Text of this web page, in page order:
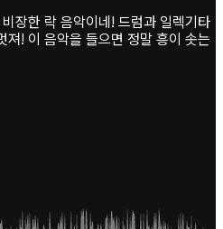
장한 락 음악이네! 드럼과 일렉기타
져! 이 음악을 들으면 정말 흥이 솟는